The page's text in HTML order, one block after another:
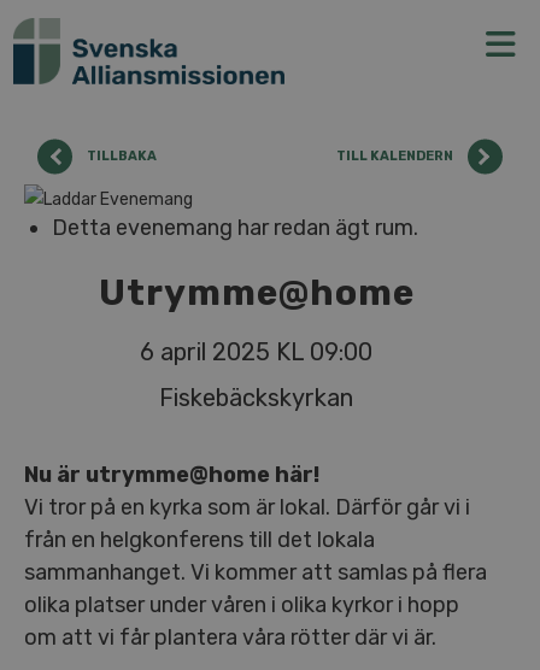
TILLBAKA TILL KALENDERN
Detta evenemang har redan ägt rum.
Utrymme@home
6 april 2025 KL 09:00
Fiskebäckskyrkan
Nu är utrymme@home här!
Vi tror på en kyrka som är lokal. Därför går vi i
från en helgkonferens till det lokala
sammanhanget. Vi kommer att samlas på flera
olika platser under våren i olika kyrkor i hopp
om att vi får plantera våra rötter där vi är.